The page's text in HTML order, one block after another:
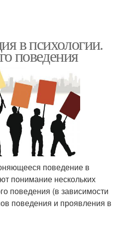
в психологии.
поведения
поведение в
понимание нескольких
поведения (в зависимости
поведения и проявления в